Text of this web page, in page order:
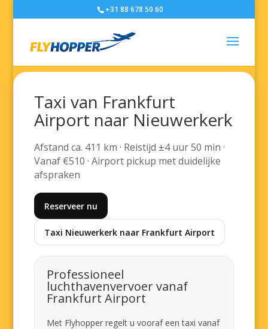
+31 88 678 50 60
Taxi van Frankfurt
Airport naar Nieuwerkerk
Afstand ca. 411 km · Reistijd ±4 uur 50 min ·
Vanaf €510 · Airport pickup met duidelijke
afspraken
Reserveer nu
Taxi Nieuwerkerk naar Frankfurt Airport
Professioneel
luchthavenvervoer vanaf
Frankfurt Airport
Met Flyhopper regelt u vooraf een taxi vanaf